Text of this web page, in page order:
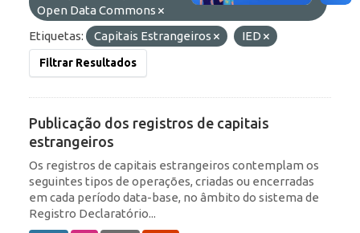
Open Data Commons
Etiquetas:
Capitais Estrangeiros IED
Filtrar Resultados
Publicação dos registros de capitais
estrangeiros
Os registros de capitais estrangeiros contemplam os
seguintes tipos de operações, criadas ou encerradas
em cada período data-base, no âmbito do sistema de
Registro Declaratório...